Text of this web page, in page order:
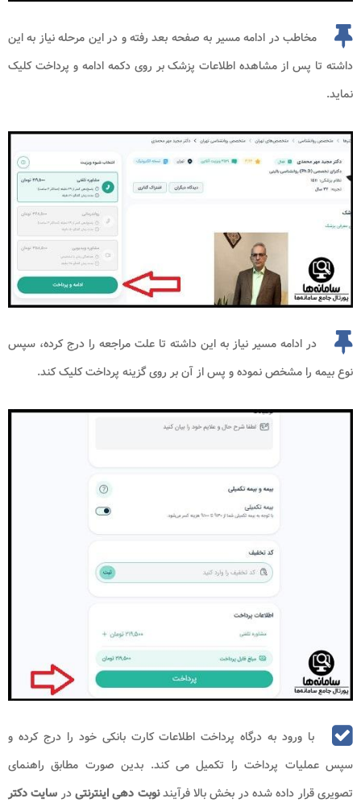
مخاطب در ادامه مسیر به صفحه بعد رفته و در این مرحله نیاز به این
داشته تا پس از مشاهده اطلاعات پزشک بر روی دکمه ادامه و پرداخت کلیک
نماید.
در ادامه مسیر نیاز به این داشته تا علت مراجعه را درج کرده، سپس
نوع بیمه را مشخص نموده و پس از آن بر روی گزینه پرداخت کلیک کند.
با ورود به درگاه پرداخت اطلاعات کارت بانکی خود را درج کرده و
سپس عملیات پرداخت را تکمیل می کند. بدین صورت مطابق راهنمای
تصویری قرار داده شده در بخش بالا فرآیندنوبت دهیاینترنتیدر سایت دکتر